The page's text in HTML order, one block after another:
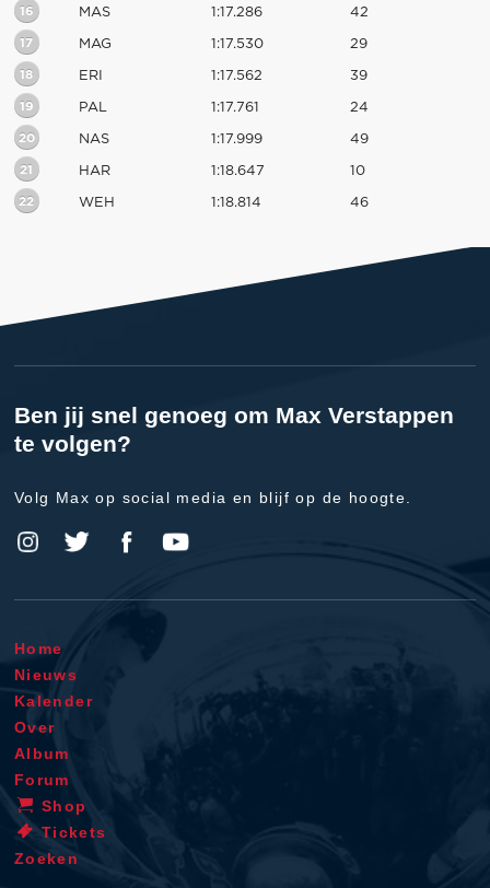
16 MAS 1:17.286 42
17 MAG 1:17.530 29
18 ERI 1:17.562 39
19 PAL 1:17.761 24
20 NAS 1:17.999 49
21 HAR 1:18.647 10
22 WEH 1:18.814 46
Ben jij snel genoeg om Max Verstappen
te volgen?
Volg Max op social media en blijf op de hoogte.
Home
Nieuws
Kalender
Over
Album
Forum
Shop
Tickets
Zoeken